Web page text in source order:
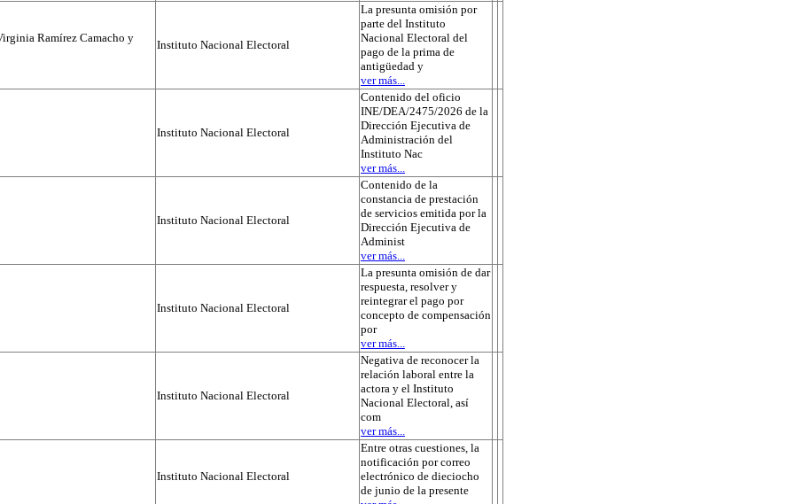
Ramírez Camacho y
Instituto Nacional Electoral
La presunta omisión por
parte del Instituto
Nacional Electoral del
pago de la prima de
antigüedad y
ver más...
Instituto Nacional Electoral
Contenido del oficio
INE/DEA/2475/2026 de la
Dirección Ejecutiva de
Administración del
Instituto Nac
ver más...
Instituto Nacional Electoral
Contenido de la
constancia de prestación
de servicios emitida por la
Dirección Ejecutiva de
Administ
ver más...
Instituto Nacional Electoral
La presunta omisión de dar
respuesta, resolver y
reintegrar el pago por
concepto de compensación
por
ver más...
Instituto Nacional Electoral
Negativa de reconocer la
relación laboral entre la
actora y el Instituto
Nacional Electoral, así
com
ver más...
Instituto Nacional Electoral
Entre otras cuestiones, la
notificación por correo
electrónico de dieciocho
de junio de la presente